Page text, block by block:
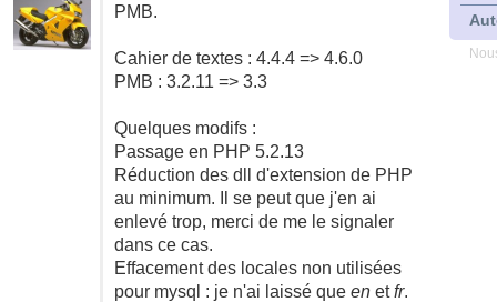
PMB.
Cahier de textes : 4.4.4 => 4.6.0
PMB : 3.2.11 => 3.3
Quelques modifs :
Passage en PHP 5.2.13
Réduction des dll d'extension de PHP
au minimum. Il se peut que j'en ai
enlevé trop, merci de me le signaler
dans ce cas.
Effacement des locales non utilisées
pour mysql : je n'ai laissé que enetfr.